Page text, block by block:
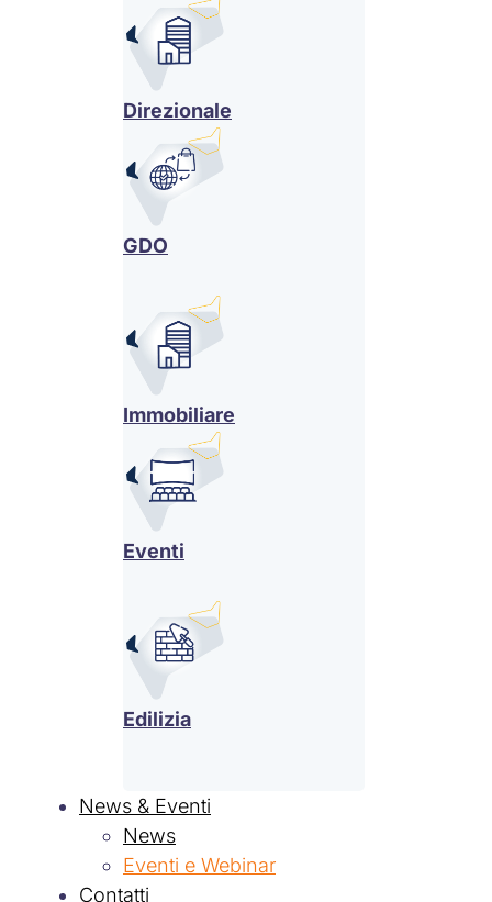
Direzionale
GDO
Immobiliare
Eventi
Edilizia
News & Eventi
News
Eventi e Webinar
Contatti